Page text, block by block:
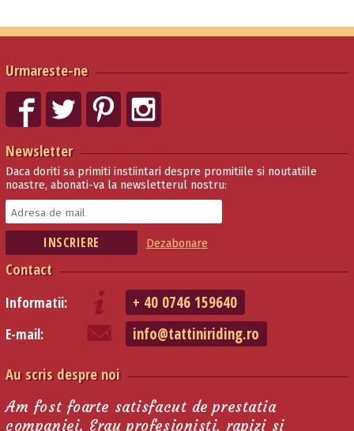
Urmareste-ne
Newsletter
Daca doriti sa primiti instiintari despre promitiile si noutatiile
noastre, abonati-va la newsletterul nostru:
Dezabonare
Contact
Informatii: + 40 0746 159640
E-mail: info@tattiniriding.ro
Au scris despre noi
Am fost foarte satisfacut de prestatia
companiei. Erau profesionisti, rapizi si